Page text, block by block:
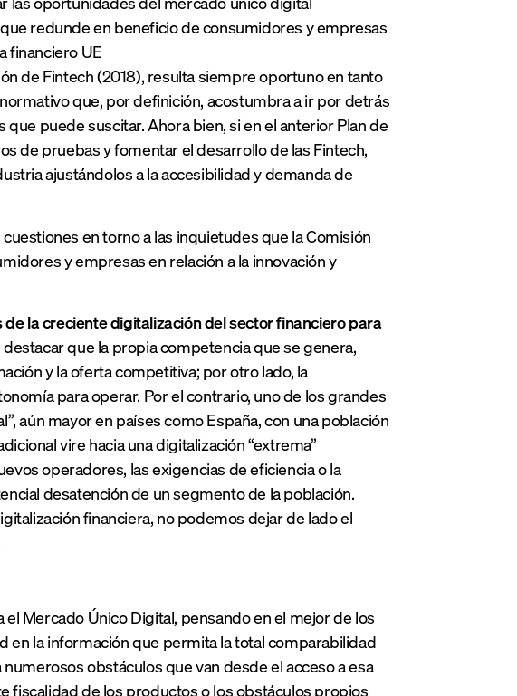
redunde en beneficio de consumidores y empresas
financiero UE
de Fintech (2018), resulta siempre oportuno en tanto
que, por definición, acostumbra a ir por detrás
puede suscitar. Ahora bien, si en el anterior Plan de
de pruebas y fomentar el desarrollo de las Fintech,
ajustándolos a la accesibilidad y demanda de
en torno a las inquietudes que la Comisión
y empresas en relación a la innovación y
la creciente digitalización del sector financiero para
que la propia competencia que se genera,
y la oferta competitiva; por otro lado, la
para operar. Por el contrario, uno de los grandes
aún mayor en países como España, con una población
vire hacia una digitalización “extrema”
operadores, las exigencias de eficiencia o la
desatención de un segmento de la población.
financiera, no podemos dejar de lado el
Mercado Único Digital, pensando en el mejor de los
en la información que permita la total comparabilidad
obstáculos que van desde el acceso a esa
fiscalidad de los productos o los obstáculos propios